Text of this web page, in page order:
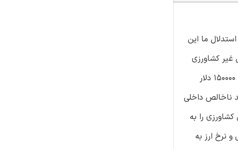
ما این
غیر کشاورزی
می باشد. به طور ویژه، ما نشان می دهیم که هر کیلومتر مربع سویا، 2.5 شغل بخش رسمی را در خارج از کشاورزی و معادل تقریبا 150000 دلار
ناخالص داخلی
را به
نرخ ارز به